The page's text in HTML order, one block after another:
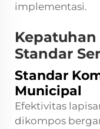
implementasi.
Standar
Standar
Municipal
Efektivitas
dikompos